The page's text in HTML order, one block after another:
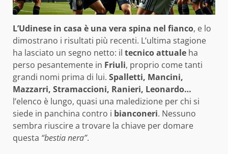
L’Udinese in casa è una vera spina nel fianco, e lo
dimostrano i risultati più recenti. L’ultima stagione
ha lasciato un segno netto: il tecnico attuale ha
perso pesantemente in Friuli, proprio come tanti
grandi nomi prima di lui. Spalletti, Mancini,
Mazzarri, Stramaccioni, Ranieri, Leonardo…
l’elenco è lungo, quasi una maledizione per chi si
siede in panchina contro i bianconeri. Nessuno
sembra riuscire a trovare la chiave per domare
questa “bestia nera”.